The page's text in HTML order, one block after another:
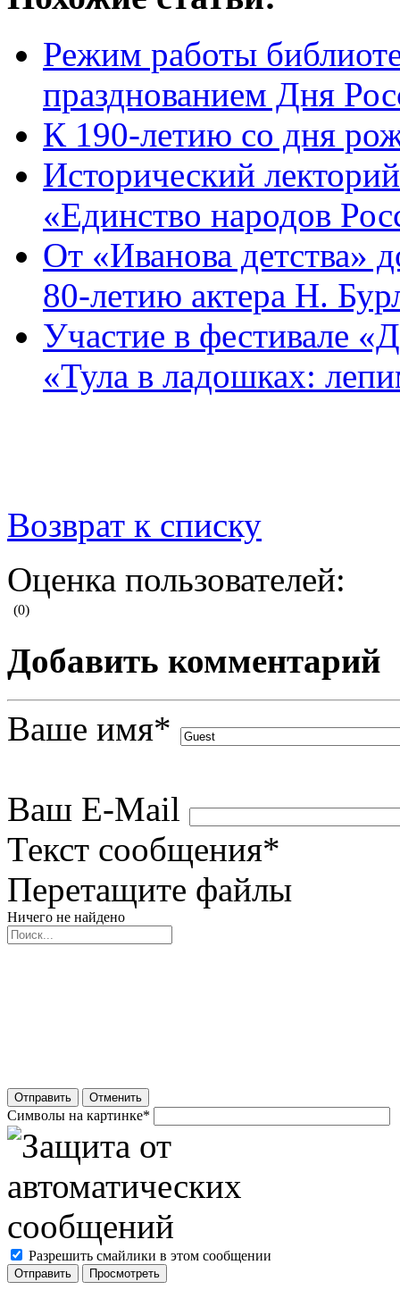
Режим работы
празднованием Дня
К 190-летию со дня
Исторический
«Единство народов
От «Иванова детства»
80-летию актера Н.
Участие в фестивале
«Тула в ладошках:
Возврат к списку
Оценка пользователей:
(0)
Добавить комментарий
Ваше имя*
Ваш E-Mail
Текст сообщения*
Перетащите файлы
Ничего не найдено
Отправить Отменить
Символы на картинке*
Разрешить смайлики в этом сообщении